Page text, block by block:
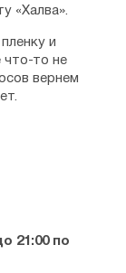
21:00 по
«Халва».
и
что-то не
вернем